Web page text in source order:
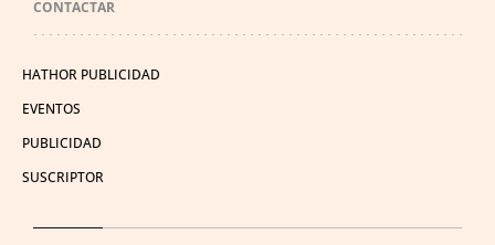
CONTACTAR
HATHOR PUBLICIDAD
EVENTOS
PUBLICIDAD
SUSCRIPTOR